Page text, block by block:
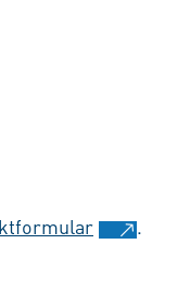
.